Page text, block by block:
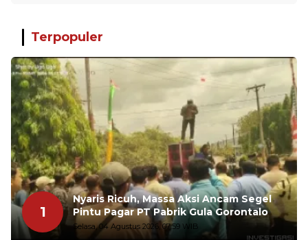
Terpopuler
1
Nyaris Ricuh, Massa Aksi Ancam Segel
Pintu Pagar PT Pabrik Gula Gorontalo
Selasa, 04 Agustus 2026, 07:59 WIB